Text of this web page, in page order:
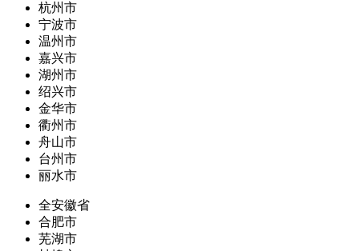
杭州市
宁波市
温州市
嘉兴市
湖州市
绍兴市
金华市
衢州市
舟山市
台州市
丽水市
全安徽省
合肥市
芜湖市